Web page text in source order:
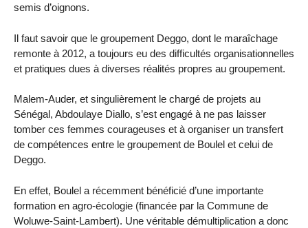
semis d’oignons.
Il faut savoir que le groupement Deggo, dont le maraîchage
remonte à 2012, a toujours eu des difficultés organisationnelles
et pratiques dues à diverses réalités propres au groupement.
Malem-Auder, et singulièrement le chargé de projets au
Sénégal, Abdoulaye Diallo, s’est engagé à ne pas laisser
tomber ces femmes courageuses et à organiser un transfert
de compétences entre le groupement de Boulel et celui de
Deggo.
En effet, Boulel a récemment bénéficié d’une importante
formation en agro-écologie (financée par la Commune de
Woluwe-Saint-Lambert). Une véritable démultiplication a donc